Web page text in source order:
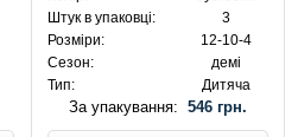
Штук в упаковці:
3
Розміри:
12-10-4
Сезон:
демі
Тип:
Дитяча
За упакування: 546 грн.